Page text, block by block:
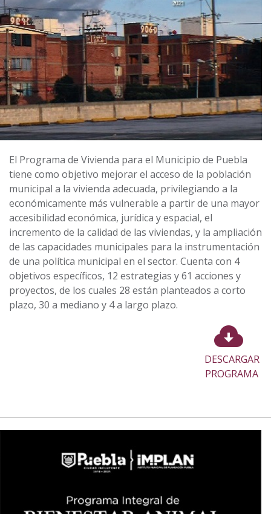
El Programa de Vivienda para el Municipio de Puebla
tiene como objetivo mejorar el acceso de la población
municipal a la vivienda adecuada, privilegiando a la
económicamente más vulnerable a partir de una mayor
accesibilidad económica, jurídica y espacial, el
incremento de la calidad de las viviendas, y la ampliación
de las capacidades municipales para la instrumentación
de una política municipal en el sector. Cuenta con 4
objetivos específicos, 12 estrategias y 61 acciones y
proyectos, de los cuales 28 están planteados a corto
plazo, 30 a mediano y 4 a largo plazo.
DESCARGAR
PROGRAMA